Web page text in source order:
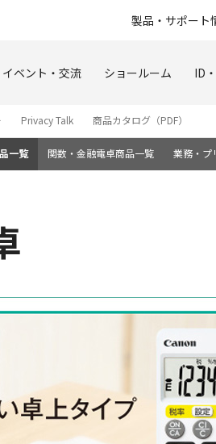
製品・サポート
イベント・交流 ショールーム ID
Privacy Talk 商品カタログ（PDF）
一覧 関数・金融電卓商品一覧 業務・プ